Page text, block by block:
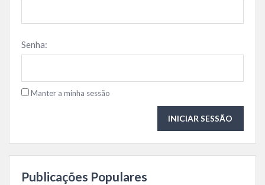
Senha:
Manter a minha sessão
INICIAR SESSÃO
Publicações Populares